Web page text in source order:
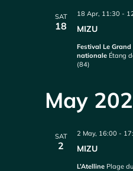
SAT
18 MIZU
18 Apr, 11:30 -
Festival Le
nationale Étang
(84)
May
SAT
2 MIZU
2 May, 16:00 -
L’Atelline Plage